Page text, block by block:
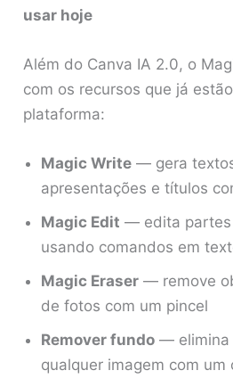
usar hoje
Além do Canva IA 2.0, o
com os recursos que já
plataforma:
Magic Write — gera
apresentações e títulos
Magic Edit — edita partes
usando comandos em
Magic Eraser — remove
de fotos com um pincel
Remover fundo — elimina
qualquer imagem com um